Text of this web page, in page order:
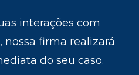
interações com
nossa firma realizará
do seu caso.